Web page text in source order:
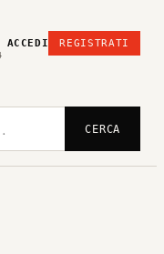
ACCEDI REGISTRATI
CERCA